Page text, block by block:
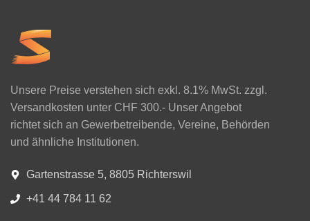
Unsere Preise verstehen sich exkl. 8.1% MwSt. zzgl.
Versandkosten unter CHF 300.- Unser Angebot
richtet sich an Gewerbetreibende, Vereine, Behörden
und ähnliche Institutionen.
Gartenstrasse 5, 8805 Richterswil
+41 44 784 11 62